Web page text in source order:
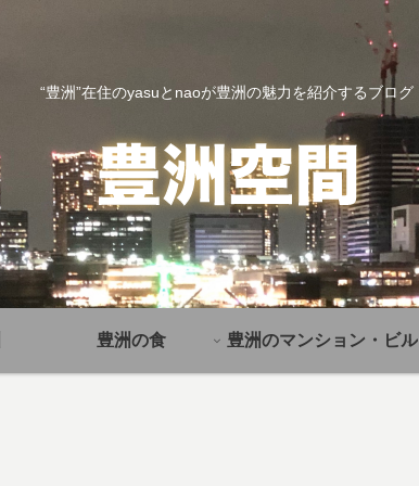
“豊洲”在住のyasuとnaoが豊洲の魅力を紹介するブログ
豊洲の食 豊洲のマンション・ビル